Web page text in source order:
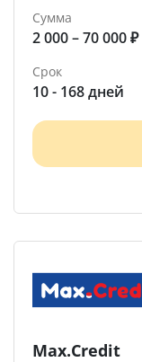
Сумма
2 000 – 70 000 ₽
Срок
10 - 168 дней
Max.Credit